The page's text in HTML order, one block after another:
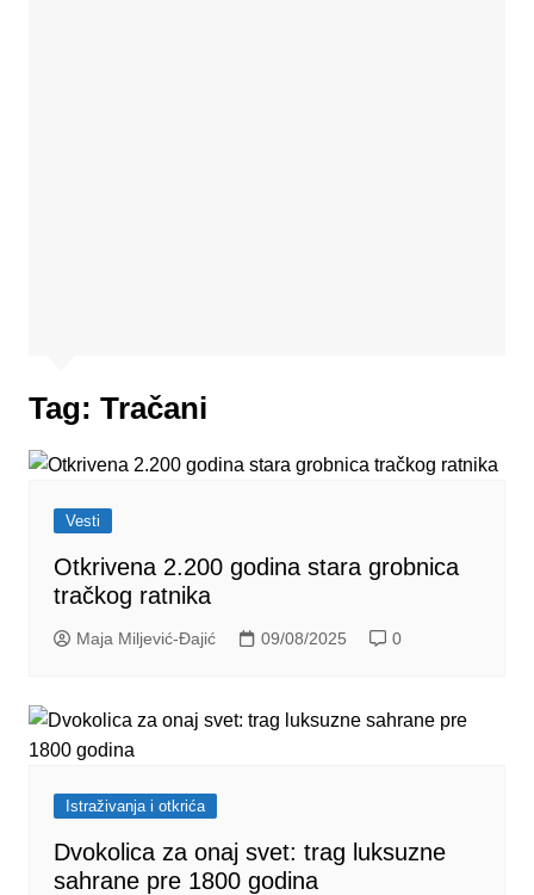
Tag: Tračani
Vesti
Otkrivena 2.200 godina stara grobnica
tračkog ratnika
Maja Miljević-Đajić 09/08/2025 0
Istraživanja i otkrića
Dvokolica za onaj svet: trag luksuzne
sahrane pre 1800 godina